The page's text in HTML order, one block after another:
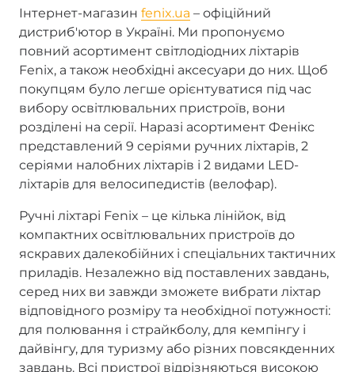
Інтернет-магазин fenix.ua – офіційний
дистриб'ютор в Україні. Ми пропонуємо
повний асортимент світлодіодних ліхтарів
Fenix, а також необхідні аксесуари до них. Щоб
покупцям було легше орієнтуватися під час
вибору освітлювальних пристроїв, вони
розділені на серії. Наразі асортимент Фенікс
представлений 9 серіями ручних ліхтарів, 2
серіями налобних ліхтарів і 2 видами LED-
ліхтарів для велосипедистів (велофар).
Ручні ліхтарі Fenix – це кілька лінійок, від
компактних освітлювальних пристроїв до
яскравих далекобійних і спеціальних тактичних
приладів. Незалежно від поставлених завдань,
серед них ви завжди зможете вибрати ліхтар
відповідного розміру та необхідної потужності:
для полювання і страйкболу, для кемпінгу і
дайвінгу, для туризму або різних повсякденних
завдань. Всі пристрої відрізняються високою